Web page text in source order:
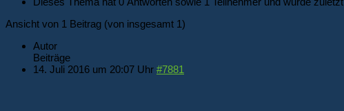
Ansicht von 1 Beitrag (von insgesamt 1)
Autor
Beiträge
14. Juli 2016 um 20:07 Uhr #7881